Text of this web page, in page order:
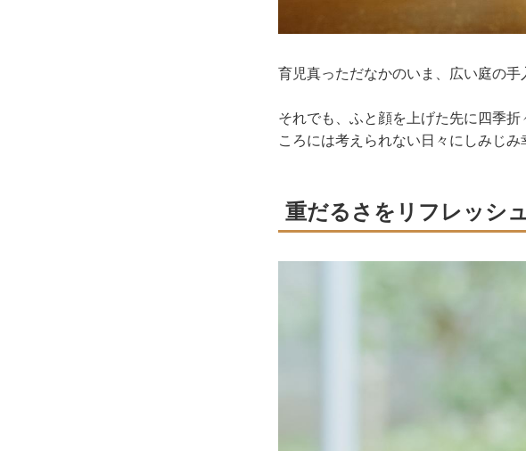
育児真っただなかのいま、広い庭の手
それでも、ふと顔を上げた先に四季
ころには考えられない日々にしみじみ
重だるさをリフレッシ